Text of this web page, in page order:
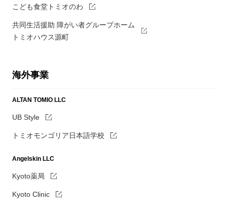
こども食堂トミオのわ
共同生活援助 障がい者グループホーム
トミオハウス源町
海外事業
ALTAN TOMIO LLC
UB Style
トミオモンゴリア日本語学校
Angelskin LLC
Kyoto薬局
Kyoto Clinic